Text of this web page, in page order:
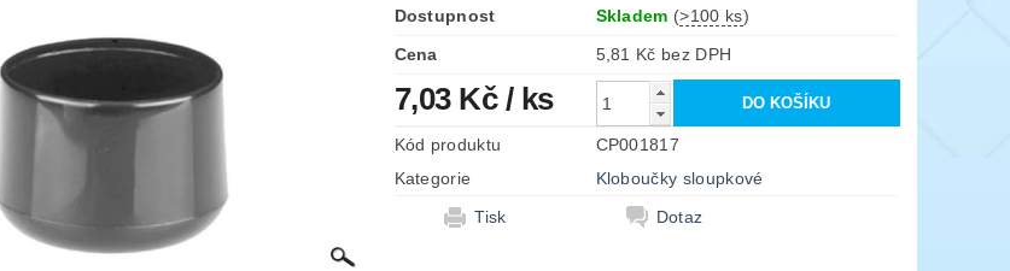
Dostupnost Skladem (>100 ks)
Cena
5,81 Kč bez DPH
7,03 Kč / ks
Kód produktu
CP001817
Kategorie
Kloboučky sloupkové
Tisk
Dotaz